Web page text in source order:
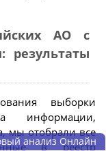
АО с
результаты
выборки
информации,
мы отобрали все
в реестр
анализ Онлайн